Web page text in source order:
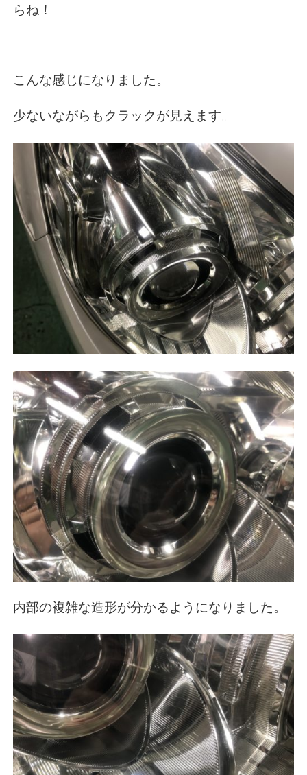
らね！
こんな感じになりました。
少ないながらもクラックが見えます。
内部の複雑な造形が分かるようになりました。